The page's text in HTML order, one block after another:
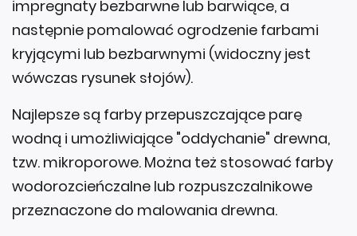
impregnaty bezbarwne lub barwiące, a
następnie pomalować ogrodzenie farbami
kryjącymi lub bezbarwnymi (widoczny jest
wówczas rysunek słojów).
Najlepsze są farby przepuszczające parę
wodną i umożliwiające "oddychanie" drewna,
tzw. mikroporowe. Można też stosować farby
wodorozcieńczalne lub rozpuszczalnikowe
przeznaczone do malowania drewna.